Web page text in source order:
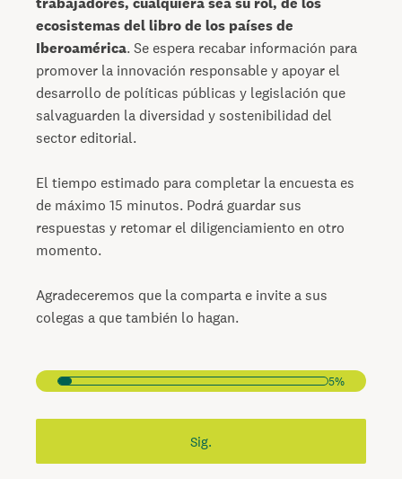
ecosistemas del libro de los países de
Iberoamérica. Se espera recabar información para
promover la innovación responsable y apoyar el
desarrollo de políticas públicas y legislación que
salvaguarden la diversidad y sostenibilidad del
sector editorial.
El tiempo estimado para completar la encuesta es
de máximo 15 minutos. Podrá guardar sus
respuestas y retomar el diligenciamiento en otro
momento.
Agradeceremos que la comparta e invite a sus
colegas a que también lo hagan.
5%
Sig.